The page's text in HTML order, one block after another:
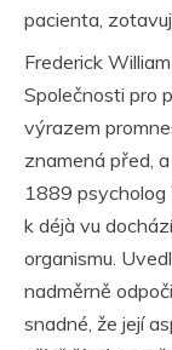
pacienta,
Frederick
Společnosti pro
výrazem
znamená před,
1889 psycholog
k déjà vu
organismu.
nadměrně
snadné, že její